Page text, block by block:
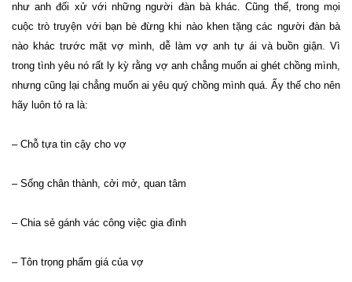
như anh đối xử với những người đàn bà khác. Cũng thế, trong mọi
cuộc trò truyện với bạn bè đừng khi nào khen tặng các người đàn bà
nào khác trước mặt vợ mình, dễ làm vợ anh tự ái và buồn giận. Vì
trong tình yêu nó rất ly kỳ rằng vợ anh chẳng muốn ai ghét chồng mình,
nhưng cũng lại chẳng muốn ai yêu quý chồng mình quá. Ấy thế cho nên
hãy luôn tỏ ra là:
– Chỗ tựa tin cậy cho vợ
– Sống chân thành, cởi mở, quan tâm
– Chia sẻ gánh vác công việc gia đình
– Tôn trọng phẩm giá của vợ